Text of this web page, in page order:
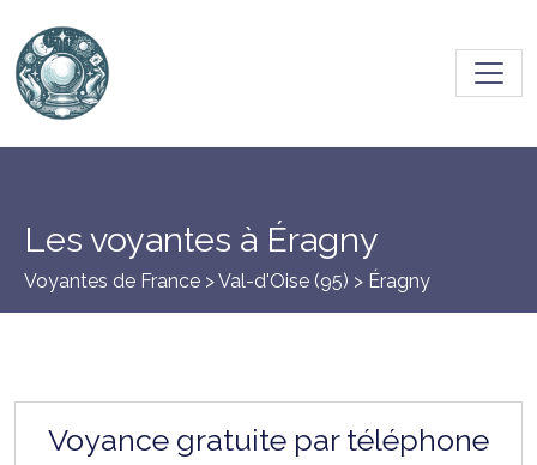
Les voyantes à Éragny
Voyantes de France >Val-d'Oise (95) > Éragny
Voyance gratuite par téléphone